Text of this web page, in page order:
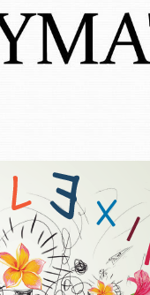
(379) 4231149 / 4231153